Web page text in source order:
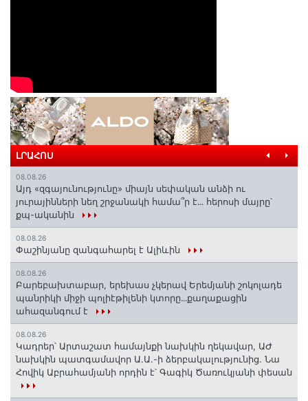
ԼՐԱՀՈՍ
08.08.26
Այդ «զգայունությունը» միայն սեփական անձի ու
յուրայինների նեղ շրջանակի համա՞ր է․․․ հերոսի մայրը՝
քպ-ականին
08.08.26
Փաշինյանը զանգահարել է Ալիևին
08.08.26
Բարեբախտաբար, երեխաս չկերավ Երեմյանի շոկոլադե
պանրիկի միջի պոլիէթիլենի կտորը․․․քաղաքացին
ահազանգում է
08.08.26
Կադրեր՝ Արտաշատ համայնքի նախկին ղեկավար, ԱԺ
նախկին պատգամավոր Ա.Ա.-ի ձերբակալությունից. Նա
Հովիկ Աբրահամյանի որդին է՝ Գագիկ Ծառուկյանի փեսան